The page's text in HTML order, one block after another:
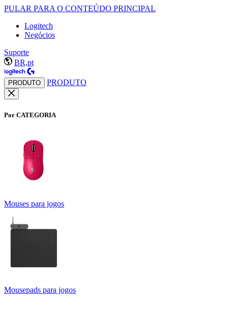
PULAR PARA O CONTEÚDO PRINCIPAL
Logitech
Negócios
Suporte
BR,pt
PRODUTO PRODUTO
Por CATEGORIA
Mouses para jogos
Mousepads para jogos